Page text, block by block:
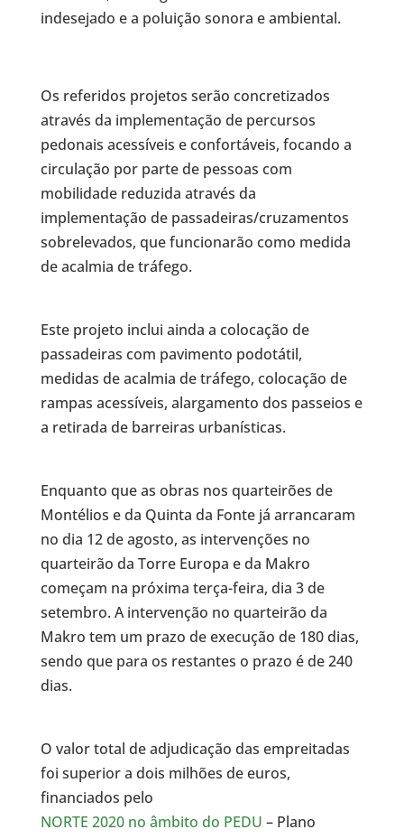
indesejado e a poluição sonora e ambiental.
Os referidos projetos serão concretizados
através da implementação de percursos
pedonais acessíveis e confortáveis, focando a
circulação por parte de pessoas com
mobilidade reduzida através da
implementação de passadeiras/cruzamentos
sobrelevados, que funcionarão como medida
de acalmia de tráfego.
Este projeto inclui ainda a colocação de
passadeiras com pavimento podotátil,
medidas de acalmia de tráfego, colocação de
rampas acessíveis, alargamento dos passeios e
a retirada de barreiras urbanísticas.
Enquanto que as obras nos quarteirões de
Montélios e da Quinta da Fonte já arrancaram
no dia 12 de agosto, as intervenções no
quarteirão da Torre Europa e da Makro
começam na próxima terça-feira, dia 3 de
setembro. A intervenção no quarteirão da
Makro tem um prazo de execução de 180 dias,
sendo que para os restantes o prazo é de 240
dias.
O valor total de adjudicação das empreitadas
foi superior a dois milhões de euros,
financiados pelo
NORTE 2020 no âmbito do PEDU – Plano